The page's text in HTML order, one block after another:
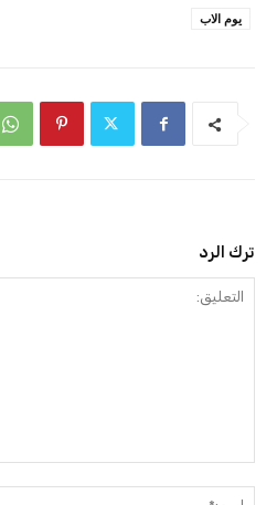
يوم الاب
ترك الرد